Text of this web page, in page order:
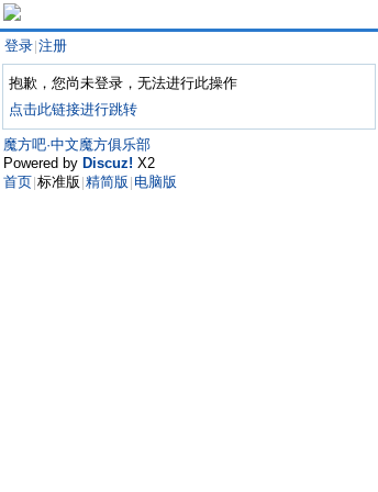
登录 注册
抱歉，您尚未登录，无法进行此操作
点击此链接进行跳转
魔方吧·中文魔方俱乐部
Powered by Discuz! X2
首页 标准版 精简版 电脑版